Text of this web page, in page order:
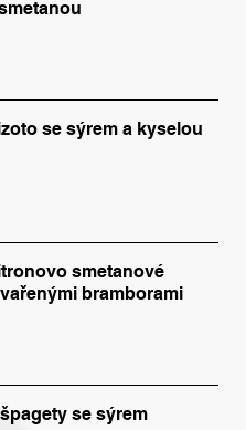
se sýrem a kyselou
smetanové
bramborami
se sýrem